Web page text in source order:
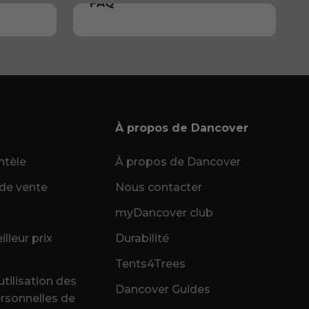
FAQ
vente
prix
des
de
À propos de Dancover
À propos de Dancover
Nous contacter
myDancover club
Durabilité
Tents4Trees
Dancover Guides